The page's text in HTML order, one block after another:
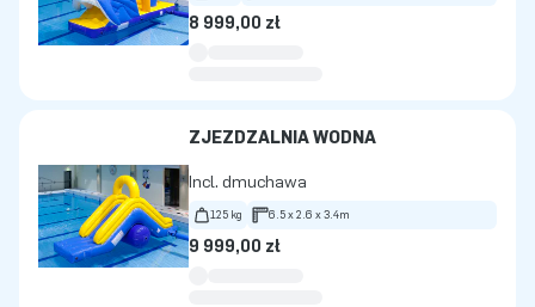
8 999,00 zł
ZJEŻDŻALNIA WODNA
Incl. dmuchawa
125 kg 6.5 x 2.6 x 3.4m
9 999,00 zł